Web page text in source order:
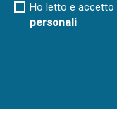
Ho letto e accetto
personali